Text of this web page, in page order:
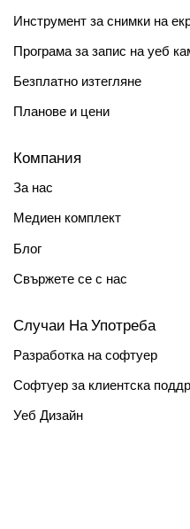
Инструмент за снимки на
Програма за запис на уеб
Безплатно изтегляне
Планове и цени
Компания
За нас
Медиен комплект
Блог
Свържете се с нас
Случаи На Употреба
Разработка на софтуер
Софтуер за клиентска
Уеб Дизайн